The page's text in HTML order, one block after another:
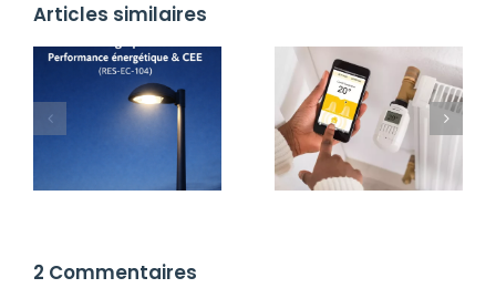
Articles similaires
2 Commentaires